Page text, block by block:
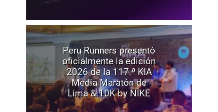
Peru Runners presentó
oficialmente la edición
2026 de la 117.ª KIA
Media Maratón de
Lima & 10K by NIKE